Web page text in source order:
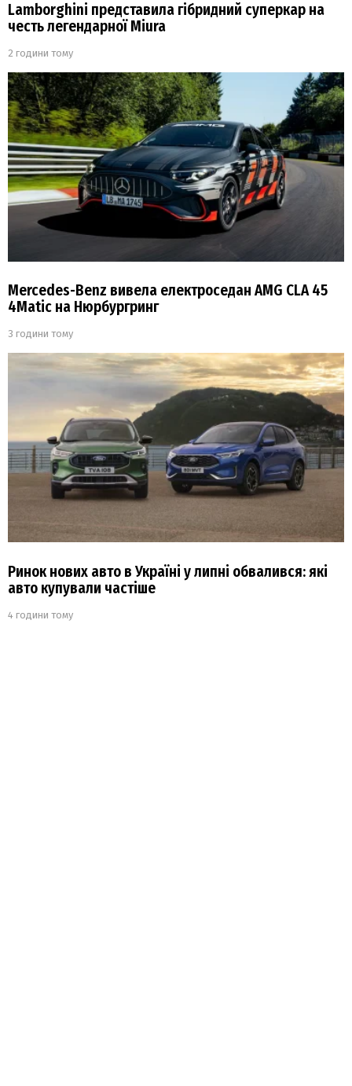
Lamborghini представила гібридний суперкар на
честь легендарної Miura
2 години тому
Mercedes-Benz вивела електроседан AMG CLA 45
4Matic на Нюрбургринг
3 години тому
Ринок нових авто в Україні у липні обвалився: які
авто купували частіше
4 години тому